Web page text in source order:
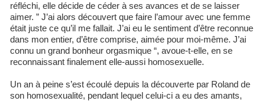
réfléchi, elle décide de céder à ses avances et de se laisser
aimer. ” J’ai alors découvert que faire l’amour avec une femme
était juste ce qu’il me fallait. J’ai eu le sentiment d’être reconnue
dans mon entier, d’être comprise, aimée pour moi-même. J’ai
connu un grand bonheur orgasmique “, avoue-t-elle, en se
reconnaissant finalement elle-aussi homosexuelle.
Un an à peine s’est écoulé depuis la découverte par Roland de
son homosexualité, pendant lequel celui-ci a eu des amants,